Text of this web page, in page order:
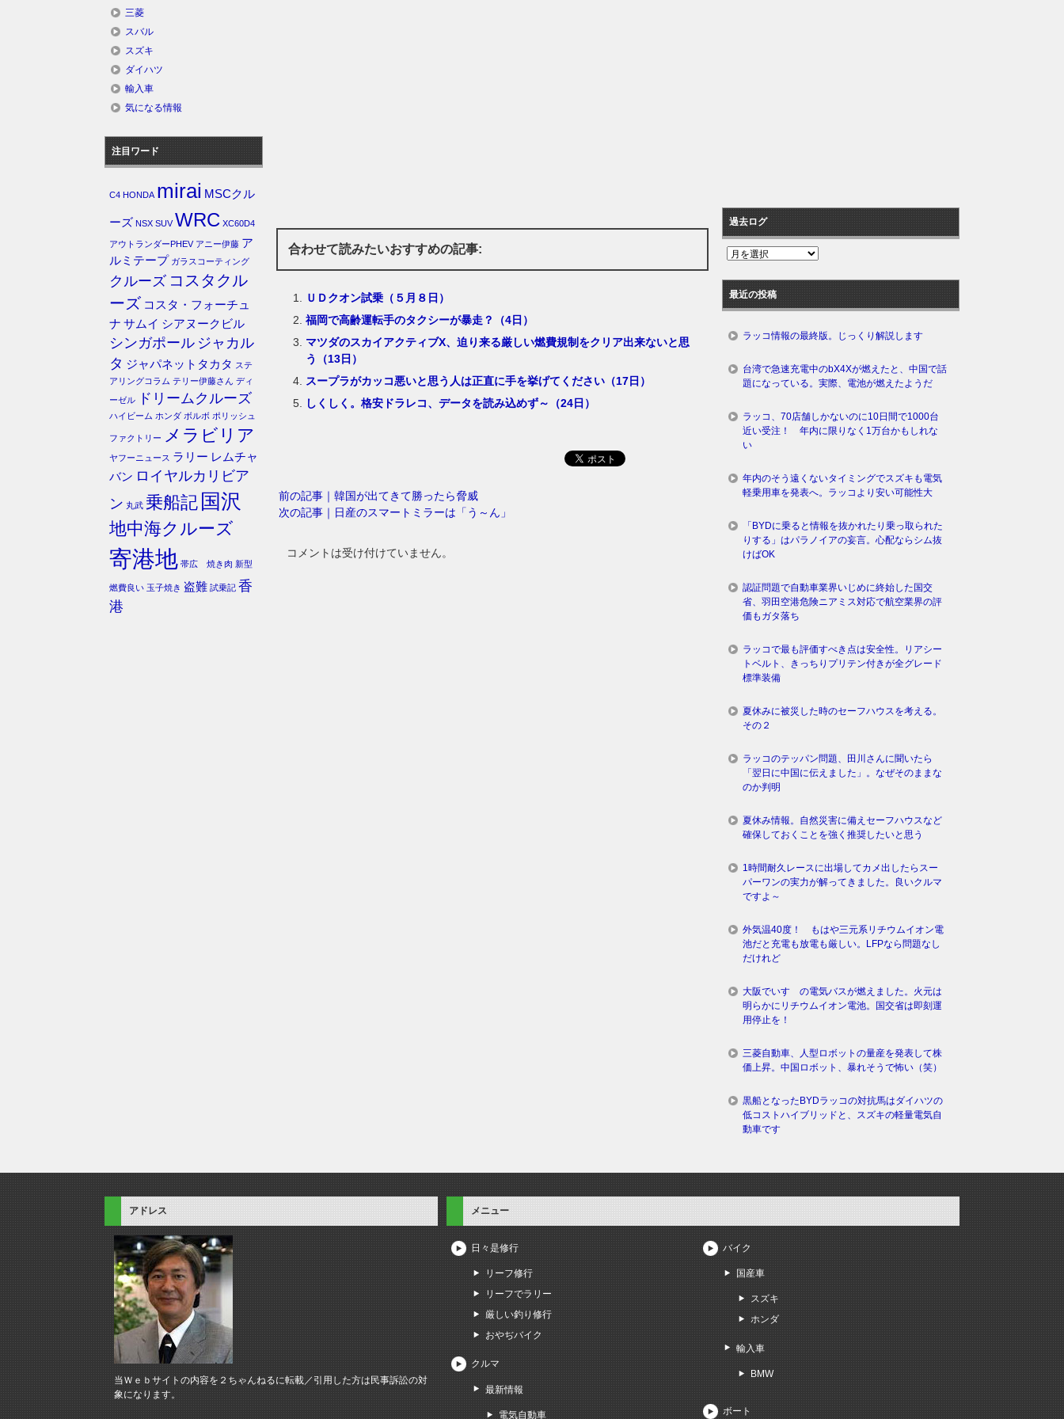
合わせて読みたいおすすめの記事:
ＵＤクオン試乗（５月８日）
福岡で高齢運転手のタクシーが暴走？（4日）
マツダのスカイアクティブX、迫り来る厳しい燃費規制をクリア出来ないと思
う（13日）
スープラがカッコ悪いと思う人は正直に手を挙げてください（17日）
しくしく。格安ドラレコ、データを読み込めず～（24日）
前の記事｜韓国が出てきて勝ったら脅威
次の記事｜日産のスマートミラーは「う～ん」
コメントは受け付けていません。
三菱
スバル
スズキ
ダイハツ
輸入車
気になる情報
注目ワード
C4 HONDA mirai MSCクル
ーズ NSX SUV WRC XC60D4
アウトランダーPHEV アニー伊藤 ア
ルミテープ ガラスコーティング
クルーズ コスタクル
ーズ コスタ・フォーチュ
ナ サムイ シアヌークビル
シンガポール ジャカル
タ ジャパネットタカタ ステ
アリングコラム テリー伊藤さん ディ
ーゼル
ドリームクルーズ
ハイビーム ホンダ ボルボ ポリッシュ
ファクトリー メラビリア
ヤフーニュース ラリー レムチャ
バン ロイヤルカリビア
ン 丸武 乗船記 国沢
地中海クルーズ
寄港地 帯広 焼き肉 新型
燃費良い 玉子焼き 盗難 試乗記 香
港
過去ログ
過
ロ
グ
最近の投稿
ラッコ情報の最終版。じっくり解説します
台湾で急速充電中のbX4Xが燃えたと、中国で話
題になっている。実際、電池が燃えたようだ
ラッコ、70店舗しかないのに10日間で1000台
近い受注！ 年内に限りなく1万台かもしれな
い
年内のそう遠くないタイミングでスズキも電気
軽乗用車を発表へ。ラッコより安い可能性大
「BYDに乗ると情報を抜かれたり乗っ取られた
りする」はパラノイアの妄言。心配ならシム抜
けばOK
認証問題で自動車業界いじめに終始した国交
省、羽田空港危険ニアミス対応で航空業界の評
価もガタ落ち
ラッコで最も評価すべき点は安全性。リアシー
トベルト、きっちりプリテン付きが全グレード
標準装備
夏休みに被災した時のセーフハウスを考える。
その２
ラッコのテッパン問題、田川さんに聞いたら
「翌日に中国に伝えました」。なぜそのままな
のか判明
夏休み情報。自然災害に備えセーフハウスなど
確保しておくことを強く推奨したいと思う
1時間耐久レースに出場してカメ出したらスー
パーワンの実力が解ってきました。良いクルマ
ですよ～
外気温40度！ もはや三元系リチウムイオン電
池だと充電も放電も厳しい。LFPなら問題なし
だけれど
大阪でいすゞの電気バスが燃えました。火元は
明らかにリチウムイオン電池。国交省は即刻運
用停止を！
三菱自動車、人型ロボットの量産を発表して株
価上昇。中国ロボット、暴れそうで怖い（笑）
黒船となったBYDラッコの対抗馬はダイハツの
低コストハイブリッドと、スズキの軽量電気自
動車です
アドレス
当Ｗｅｂサイトの内容を２ちゃんねるに転載／引用した方は民事訴訟の対
象になります。
メニュー
日々是修行
リーフ修行
リーフでラリー
厳しい釣り修行
おやぢバイク
クルマ
最新情報
電気自動車
バイク
国産車
スズキ
ホンダ
輸入車
BMW
ボート